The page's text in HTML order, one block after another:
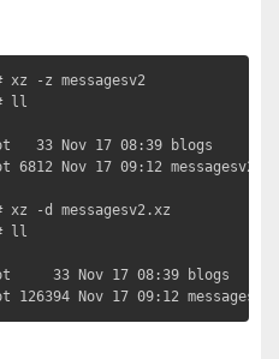
-z messagesv2
ll
33 Nov 17 08:39 blogs
Nov 17 09:12 messagesv2.xz
-d messagesv2.xz
ll
33 Nov 17 08:39 blogs
Nov 17 09:12 messagesv2